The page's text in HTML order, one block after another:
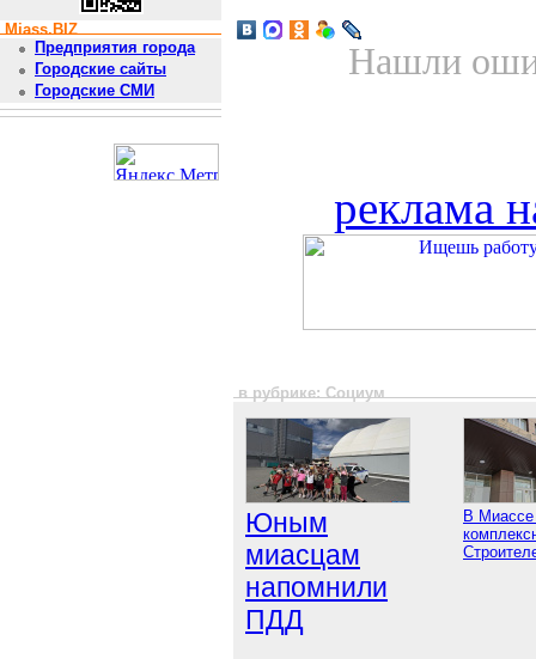
Miass.BIZ
Предприятия города
Городские сайты
Городские СМИ
Нашли
реклама
в рубрике: Социум
Юным
миасцам
напомнили
ПДД
В Миассе